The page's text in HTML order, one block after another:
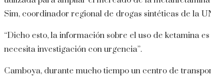
Sim, coordinador regional de drogas sintéticas de la
“Dicho esto, la información sobre el uso de ketamina
necesita investigación con urgencia”.
Camboya, durante mucho tiempo un centro de